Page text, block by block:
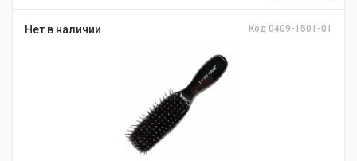
Нет в наличии Код 0409-1501-01